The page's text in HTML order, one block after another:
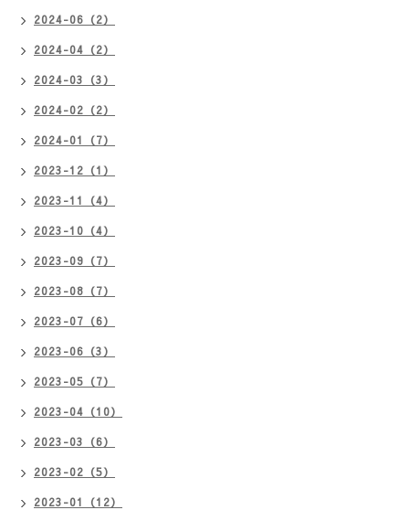
2024-06（2）
2024-04（2）
2024-03（3）
2024-02（2）
2024-01（7）
2023-12（1）
2023-11（4）
2023-10（4）
2023-09（7）
2023-08（7）
2023-07（6）
2023-06（3）
2023-05（7）
2023-04（10）
2023-03（6）
2023-02（5）
2023-01（12）